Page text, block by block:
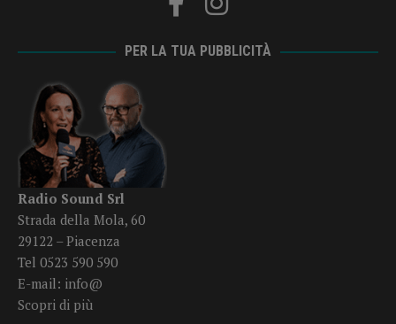
PER LA TUA PUBBLICITÀ
Radio Sound Srl
Strada della Mola, 60
29122 – Piacenza
Tel 0523 590 590
E-mail: info@
Scopri di più